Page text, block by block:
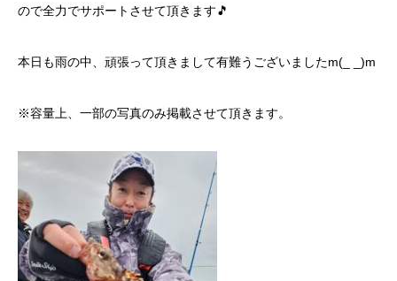
ので全力でサポートさせて頂きます🎵
本日も雨の中、頑張って頂きまして有難うございましたm(_ _)m
※容量上、一部の写真のみ掲載させて頂きます。